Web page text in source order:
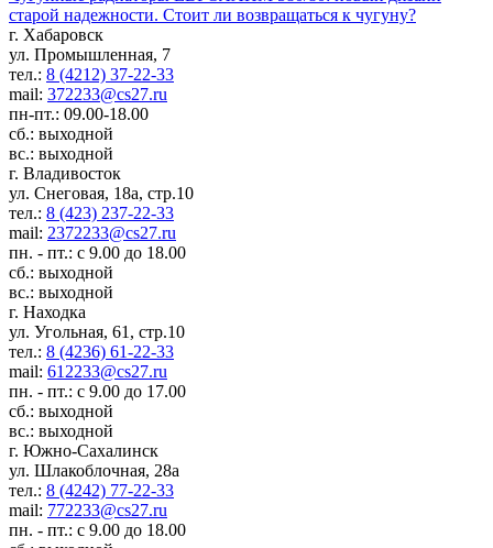
старой надежности. Стоит ли возвращаться к чугуну?
г. Хабаровск
ул. Промышленная, 7
тел.: 8 (4212) 37-22-33
mail: 372233@cs27.ru
пн-пт.: 09.00-18.00
сб.: выходной
вс.: выходной
г. Владивосток
ул. Снеговая, 18а, стр.10
тел.: 8 (423) 237-22-33
mail: 2372233@cs27.ru
пн. - пт.: с 9.00 до 18.00
сб.: выходной
вс.: выходной
г. Находка
ул. Угольная, 61, стр.10
тел.: 8 (4236) 61-22-33
mail: 612233@cs27.ru
пн. - пт.: с 9.00 до 17.00
сб.: выходной
вс.: выходной
г. Южно-Сахалинск
ул. Шлакоблочная, 28а
тел.: 8 (4242) 77-22-33
mail: 772233@cs27.ru
пн. - пт.: с 9.00 до 18.00